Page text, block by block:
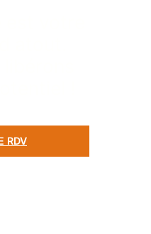
RDV